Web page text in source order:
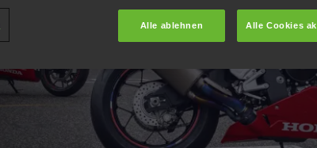
Alle ablehnen Alle Cookies